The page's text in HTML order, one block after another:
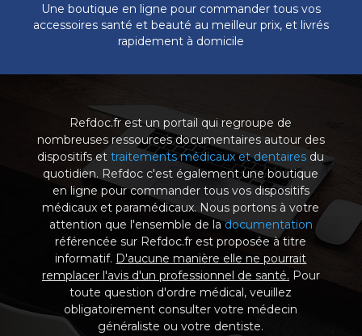
Une boutique en ligne pour commander tous vos
accessoires santé et beauté au meilleur prix, et livrés
rapidement à domicile
Refdoc.fr est un portail qui regroupe de
nombreuses ressources documentaires autour des
dispositifs ettraitements médicaux et dentaires du
quotidien. Refdoc c'est également une boutique
en ligne pour commander tous vos dispositifs
médicaux et paramédicaux. Nous portons à votre
attention que l'ensemble de ladocumentation
référencée sur Refdoc.fr est proposée à titre
informatif. D'aucune manière elle ne pourrait
remplacer l'avis d'un professionnel de santé. Pour
toute question d'ordre médical, veuillez
obligatoirement consulter votre médecin
généraliste ou votre dentiste.